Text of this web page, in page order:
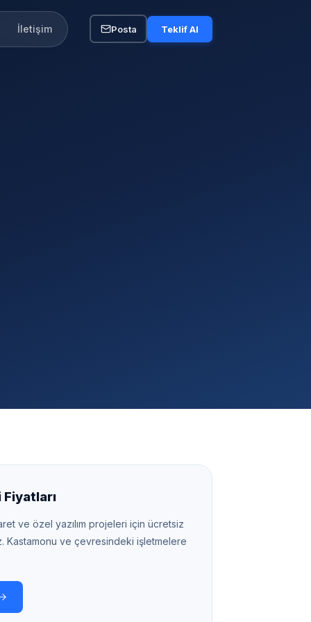
İletişim Posta Teklif Al
ve özel yazılım projeleri için ücretsiz
Kastamonu ve çevresindeki işletmelere